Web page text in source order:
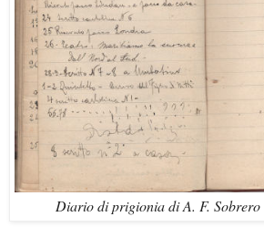
Diario di prigionia di A. F. Sobrero